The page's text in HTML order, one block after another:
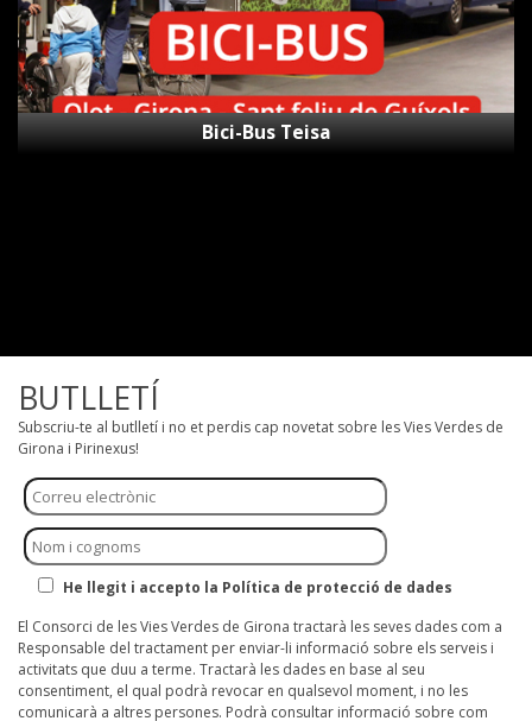
Bici-Bus Teisa
BUTLLETÍ
Subscriu-te al butlletí i no et perdis cap novetat sobre les Vies Verdes de
Girona i Pirinexus!
He llegit i accepto la Política de protecció de dades
El Consorci de les Vies Verdes de Girona tractarà les seves dades com a
Responsable del tractament per enviar-li informació sobre els serveis i
activitats que duu a terme. Tractarà les dades en base al seu
consentiment, el qual podrà revocar en qualsevol moment, i no les
comunicarà a altres persones. Podrà consultar informació sobre com